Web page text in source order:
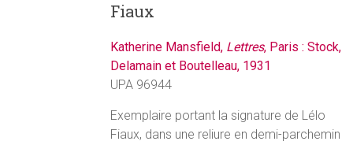
Fiaux
Katherine Mansfield, Lettres, Paris : Stock,
Delamain et Boutelleau, 1931
UPA 96944
Exemplaire portant la signature de Lélo
Fiaux, dans une reliure en demi-parchemin